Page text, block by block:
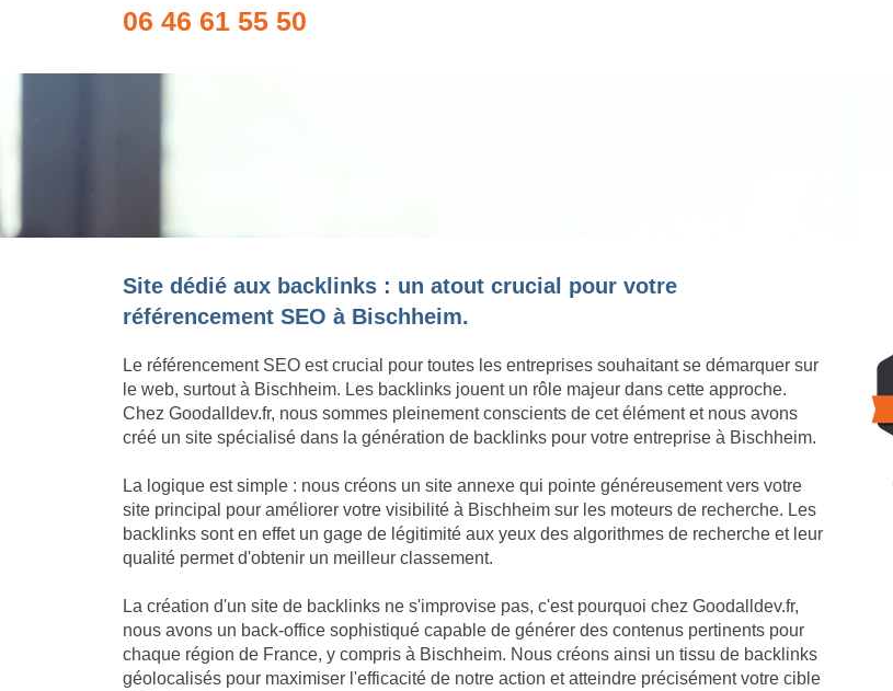
06 46 61 55 50
Site dédié aux backlinks : un atout crucial pour votre
référencement SEO à Bischheim.
Le référencement SEO est crucial pour toutes les entreprises souhaitant se démarquer sur
le web, surtout à Bischheim. Les backlinks jouent un rôle majeur dans cette approche.
Chez Goodalldev.fr, nous sommes pleinement conscients de cet élément et nous avons
créé un site spécialisé dans la génération de backlinks pour votre entreprise à Bischheim.
La logique est simple : nous créons un site annexe qui pointe généreusement vers votre
site principal pour améliorer votre visibilité à Bischheim sur les moteurs de recherche. Les
backlinks sont en effet un gage de légitimité aux yeux des algorithmes de recherche et leur
qualité permet d'obtenir un meilleur classement.
La création d'un site de backlinks ne s'improvise pas, c'est pourquoi chez Goodalldev.fr,
nous avons un back-office sophistiqué capable de générer des contenus pertinents pour
chaque région de France, y compris à Bischheim. Nous créons ainsi un tissu de backlinks
géolocalisés pour maximiser l'efficacité de notre action et atteindre précisément votre cible